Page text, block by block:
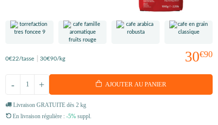
30€90
0€22/tasse 30€90/kg
+
- AJOUTER AU PANIER
Livraison GRATUITE dès 2 kg
En livraison régulière : -5% suppl.